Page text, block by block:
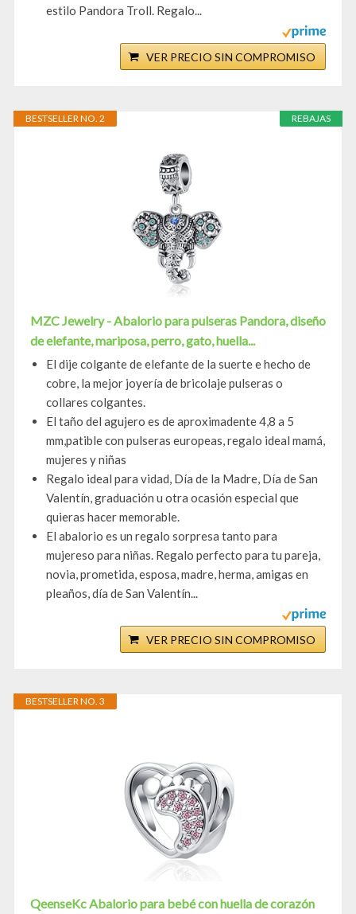
estilo Pandora Troll. Regalo...
VER PRECIO SIN COMPROMISO
REBAJAS
BESTSELLER NO. 2
MZC Jewelry - Abalorio para pulseras Pandora, diseño
de elefante, mariposa, perro, gato, huella...
El dije colgante de elefante de la suerte e hecho de
cobre, la mejor joyería de bricolaje pulseras o
collares colgantes.
El taño del agujero es de aproximadente 4,8 a 5
mm,patible con pulseras europeas, regalo ideal mamá,
mujeres y niñas
Regalo ideal para vidad, Día de la Madre, Día de San
Valentín, graduación u otra ocasión especial que
quieras hacer memorable.
El abalorio es un regalo sorpresa tanto para
mujereso para niñas. Regalo perfecto para tu pareja,
novia, prometida, esposa, madre, herma, amigas en
pleaños, día de San Valentín...
VER PRECIO SIN COMPROMISO
BESTSELLER NO. 3
QeenseKc Abalorio para bebé con huella de corazón